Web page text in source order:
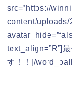
src=”https://
content/uploads/
text_align=”R”]
す！！[/